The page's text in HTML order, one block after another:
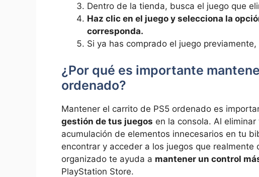
Dentro de ⁢la tienda, busca el juego que
Haz clic en‍ el juego⁢ y selecciona la
corresponda.
Si ya has comprado ⁢el juego
¿Por qué es importante
ordenado?
Mantener el carrito de PS5 ordenado‍ es
‍gestión de tus juegos en la consola. Al⁣
acumulación de elementos⁣ innecesarios en tu
encontrar y acceder a‌ los juegos que
organizado⁣ te​ ayuda a mantener un control
PlayStation Store.